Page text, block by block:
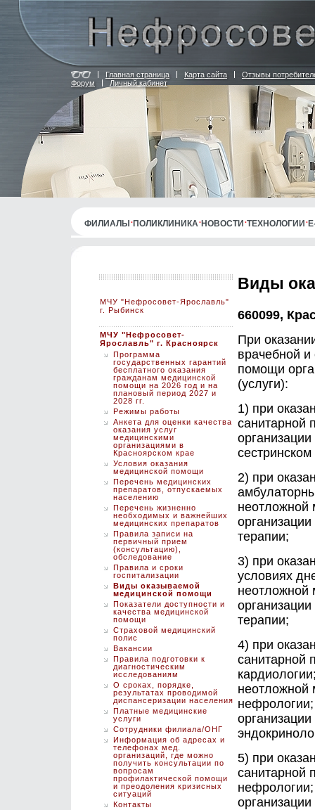
Главная страница Карта сайта
Отзывы
Форум
Личный кабинет
ФИЛИАЛЫ ПОЛИКЛИНИКА НОВОСТИ ТЕХНОЛОГИИ
Виды
660099,
При
врачебной
помощи
(услуги):
1) при
санитарной
2) при
неотложной
терапии;
3) при
условиях
неотложной
терапии;
4) при
санитарной
неотложной
нефрологии;
5) при
санитарной
нефрологии;
МЧУ "Нефросовет-Ярославль"
г. Рыбинск
МЧУ "Нефросовет-
Ярославль" г. Красноярск
Программа
государственных гарантий
бесплатного оказания
гражданам медицинской
помощи на 2026 год и на
плановый период 2027 и
2028 гг.
Режимы работы
Анкета для оценки качества
оказания услуг
медицинскими
организациями в
Красноярском крае
Условия оказания
медицинской помощи
Перечень медицинских
препаратов, отпускаемых
населению
Перечень жизненно
необходимых и важнейших
медицинских препаратов
Правила записи на
первичный прием
(консультацию),
обследование
Правила и сроки
госпитализации
Виды оказываемой
медицинской помощи
Показатели доступности и
качества медицинской
помощи
Страховой медицинский
полис
Вакансии
Правила подготовки к
диагностическим
исследованиям
О сроках, порядке,
результатах проводимой
диспансеризации населения
Платные медицинские
услуги
Сотрудники филиала/ОНГ
Информация об адресах и
телефонах мед.
организаций, где можно
получить консультации по
вопросам
профилактической помощи
и преодоления кризисных
ситуаций
Контакты